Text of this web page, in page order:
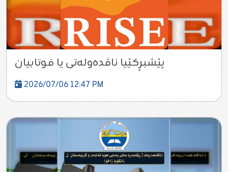
پێشبڕکێیا ناڤدەولەتی یا قوتابيان
2026/07/06 12:47 PM